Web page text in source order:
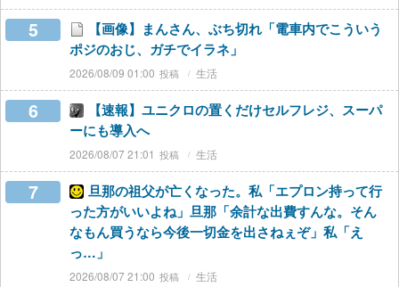
5
【画像】まんさん、ぶち切れ「電車内でこういう
ポジのおじ、ガチでイラネ」
2026/08/09 01:00 生活
6
【速報】ユニクロの置くだけセルフレジ、スーパ
ーにも導入へ
2026/08/07 21:01 生活
7
旦那の祖父が亡くなった。私「エプロン持って行
った方がいいよね」旦那「余計な出費すんな。そん
なもん買うなら今後一切金を出さねぇぞ」私「え
っ…」
2026/08/07 21:00 生活